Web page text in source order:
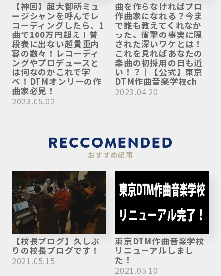
【神回】超大御所ミュ
ージシャンを呼んでレ
コーディングしたら、1
曲で100万円超え！普
段表に出ない超貴重内
容の数々！レコーディ
ングやプロデュースと
は何なのかこれで学
べ！DTMオンリーの作
曲家必見！
2023.05.02
曲を作らなければプロ
作曲家になれる？今ま
で誰も教えてくれなか
った、衝撃の事実に隠
された深いワケとは！
これを見ればあなたの
楽曲の初採用の日も近
い！？｜【公式】東京
DTM作曲音楽学校ch
2023.04.20
RECCOMENDED
おすすめ記事
【校長ブログ】久しぶ
りの校長ブログです！
2021.05.15
東京DTM作曲音楽学校
リニューアルしまし
た！
2021.05.10